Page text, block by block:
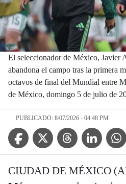
El seleccionador de México, Javier
abandona el campo tras la primera
octavos de final del Mundial entre
de México, domingo 5 de julio de
PUBLICADO: 8/07/2026 - 04:48 PM
Facebook IconTwitter IconThreads IconLinkedin Icon
CIUDAD DE MÉXICO